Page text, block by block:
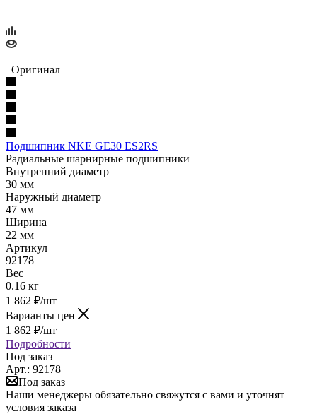
Оригинал
Подшипник NKE GE30 ES2RS
Радиальные шарнирные подшипники
Внутренний диаметр
30 мм
Наружный диаметр
47 мм
Ширина
22 мм
Артикул
92178
Вес
0.16 кг
1 862 ₽/шт
Варианты цен
1 862 ₽/шт
Подробности
Под заказ
Арт.: 92178
Под заказ
Наши менеджеры обязательно свяжутся с вами и уточнят
условия заказа